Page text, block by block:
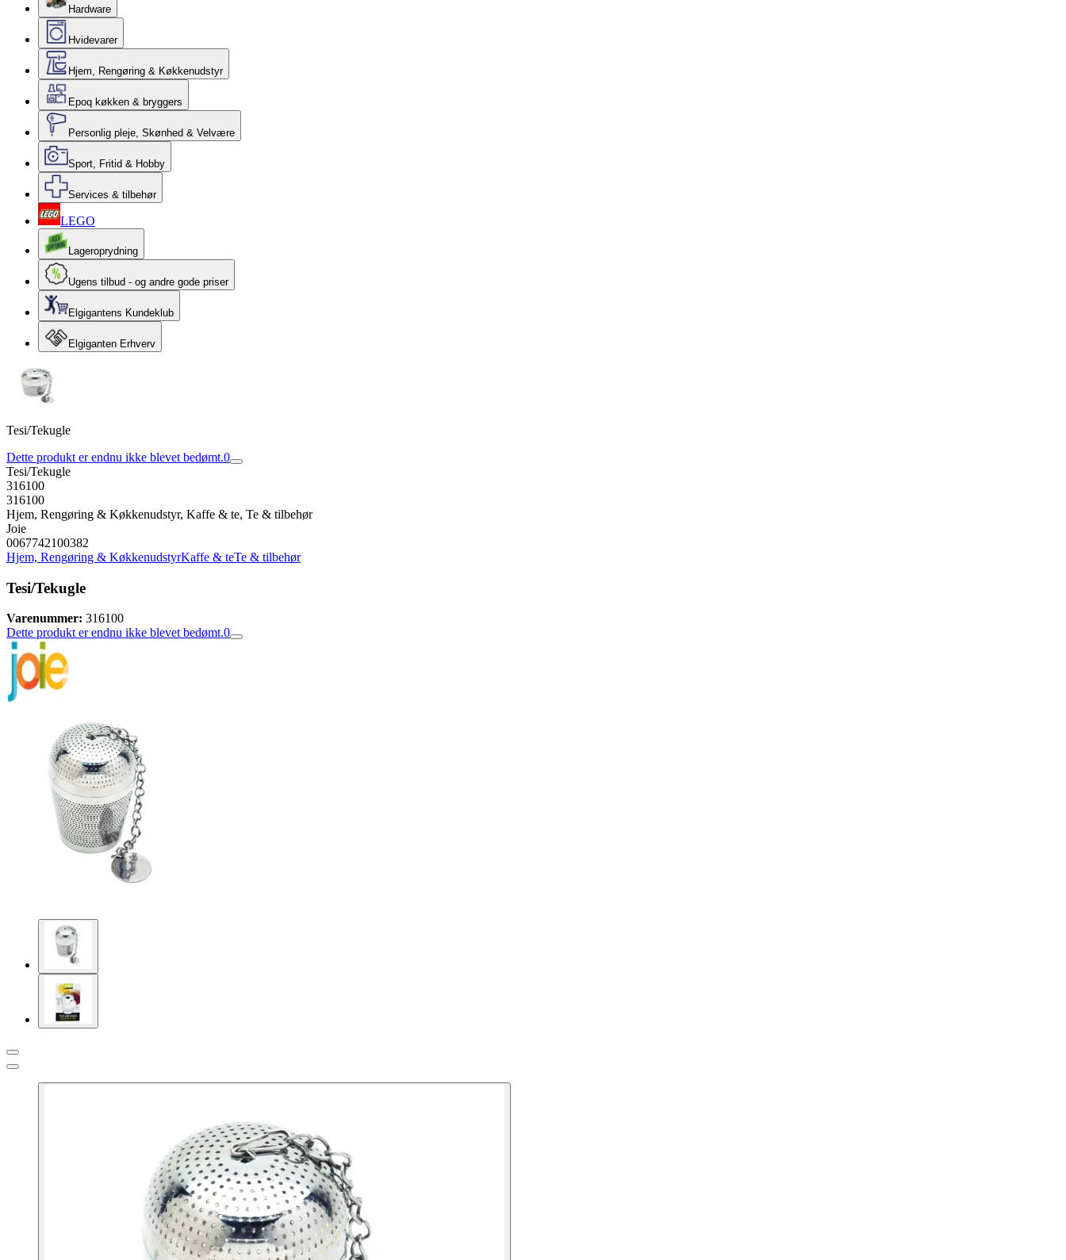
Hardware
Hvidevarer
Hjem, Rengøring & Køkkenudstyr
Epoq køkken & bryggers
Personlig pleje, Skønhed & Velvære
Sport, Fritid & Hobby
Services & tilbehør
LEGO
Lageroprydning
Ugens tilbud - og andre gode priser
Elgigantens Kundeklub
Elgiganten Erhverv
Tesi/Tekugle
Dette produkt er endnu ikke blevet bedømt.0
Tesi/Tekugle
316100
316100
Hjem, Rengøring & Køkkenudstyr, Kaffe & te, Te & tilbehør
Joie
0067742100382
Hjem, Rengøring & KøkkenudstyrKaffe & teTe & tilbehør
Tesi/Tekugle
Varenummer: 316100
Dette produkt er endnu ikke blevet bedømt.0